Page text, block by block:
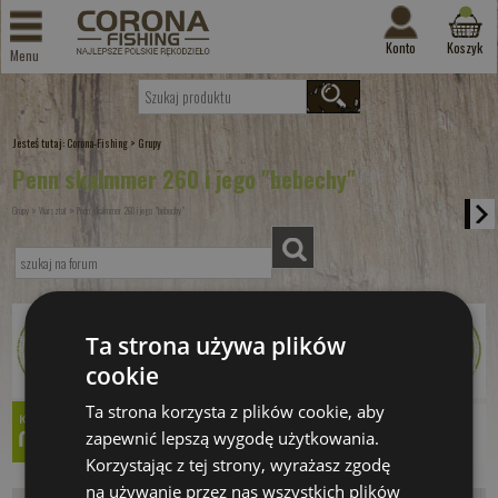
Menu Konto Koszyk
Jesteś tutaj: Corona-Fishing > Grupy
Penn skalmmer 260 i jego "bebechy"
Grupy »Warsztat »Penn skalmmer 260 i jego "bebechy"
Ta strona używa plików
cookie
Ta strona korzysta z plików cookie, aby
zapewnić lepszą wygodę użytkowania.
Korzystając z tej strony, wyrażasz zgodę
na używanie przez nas wszystkich plików